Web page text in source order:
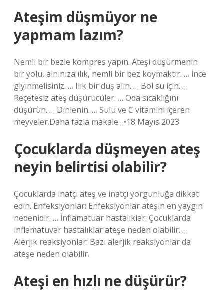
Ateşim düşmüyor ne
yapmam lazım?
Nemli bir bezle kompres yapın. Ateşi düşürmenin
bir yolu, alnınıza ılık, nemli bir bez koymaktır. … İnce
giyinmelisiniz. … Ilık bir duş alın. … Bol su için. …
Reçetesiz ateş düşürücüler. … Oda sıcaklığını
düşürün. … Dinlenin. … Sulu ve C vitamini içeren
meyveler.Daha fazla makale…•18 Mayıs 2023
Çocuklarda düşmeyen ateş
neyin belirtisi olabilir?
Çocuklarda inatçı ateş ve inatçı yorgunluğa dikkat
edin. Enfeksiyonlar: Enfeksiyonlar ateşin en yaygın
nedenidir. … İnflamatuar hastalıklar: Çocuklarda
inflamatuvar hastalıklar ateşe neden olabilir. …
Alerjik reaksiyonlar: Bazı alerjik reaksiyonlar da
ateşe neden olabilir.
Ateşi en hızlı ne düşürür?